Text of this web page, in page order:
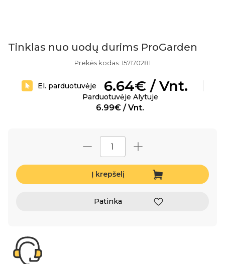
Tinklas nuo uodų durims ProGarden
Prekės kodas: 157170281
El. parduotuvėje 6.64€ / Vnt.
Parduotuvėje Alytuje
6.99€ / Vnt.
Į krepšelį
Patinka